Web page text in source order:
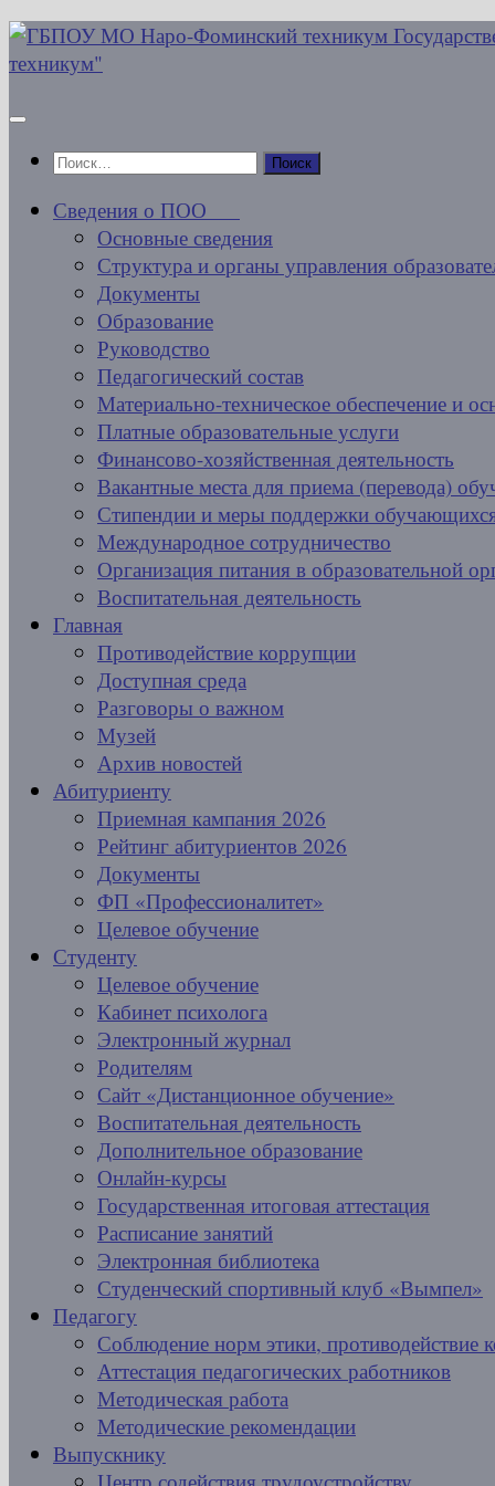
Перейти
к
Найти:
Сведения о ПОО
Основные сведения
Структура и органы управления
Документы
Образование
Руководство
Педагогический состав
Материально-техническое обеспечение и
Платные образовательные услуги
Финансово-хозяйственная деятельность
Вакантные места для приема (перевода)
Стипендии и меры поддержки
Международное сотрудничество
Организация питания в образовательной
Воспитательная деятельность
Главная
Противодействие коррупции
Доступная среда
Разговоры о важном
Музей
Архив новостей
Абитуриенту
Приемная кампания 2026
Рейтинг абитуриентов 2026
Документы
ФП «Профессионалитет»
Целевое обучение
Студенту
Целевое обучение
Кабинет психолога
Электронный журнал
Родителям
Сайт «Дистанционное обучение»
Воспитательная деятельность
Дополнительное образование
Онлайн-курсы
Государственная итоговая аттестация
Расписание занятий
Электронная библиотека
Студенческий спортивный клуб «Вымпел»
Педагогу
Соблюдение норм этики, противодействие
Аттестация педагогических работников
Методическая работа
Методические рекомендации
Выпускнику